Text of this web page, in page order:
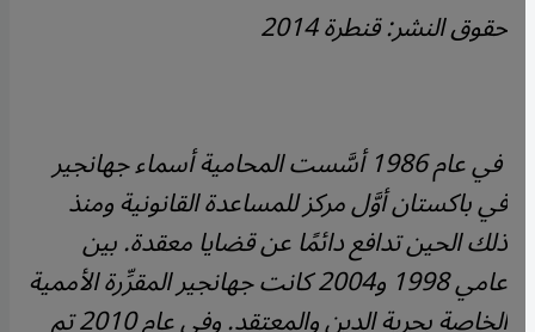
حقوق النشر: قنطرة 2014
في عام 1986 أسَّست المحامية أسماء جهانجير
في باكستان أوَّل مركز للمساعدة القانونية ومنذ
ذلك الحين تدافع دائمًا عن قضايا معقدة. بين
عامي 1998 و2004 كانت جهانجير المقرِّرة الأممية